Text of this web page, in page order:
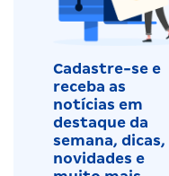
Cadastre-se e
receba as
notícias em
destaque da
semana, dicas,
novidades e